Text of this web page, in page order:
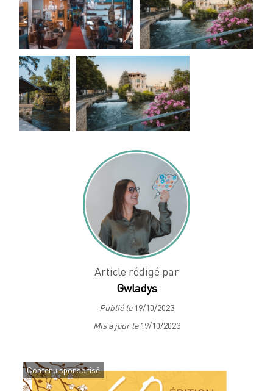
Article rédigé par
Gwladys
Publié le19/10/2023
Mis à jour le19/10/2023
Contenu sponsorisé